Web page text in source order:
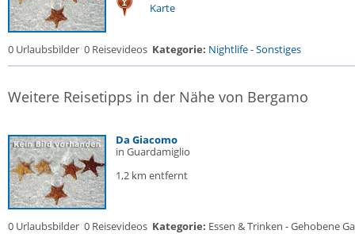
Karte
0 Urlaubsbilder 0 Reisevideos Kategorie: Nightlife-Sonstiges
Weitere Reisetipps in der Nähe von Bergamo
Da Giacomo
in Guardamiglio
1,2 km entfernt
0 Urlaubsbilder 0 Reisevideos Kategorie: Essen & Trinken - Gehobene